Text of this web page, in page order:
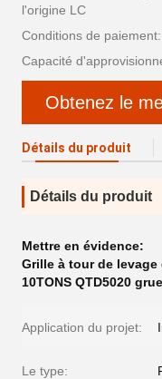
l'origine LC
Conditions de
Capacité
Obtenez le
Détails du produit
Détails du produit
Mettre en évidence:
Grille à tour de
10TONS QTD5020
Application du projet:
Le type: